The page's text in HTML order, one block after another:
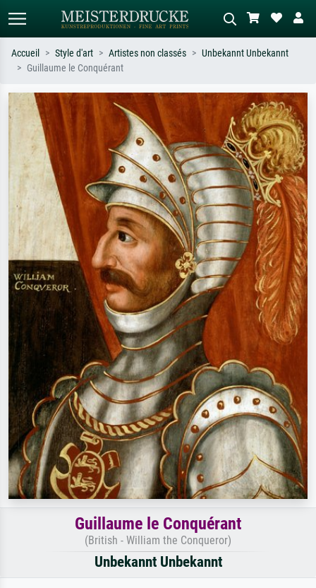
Recherchez par artiste, titre ou style –
ex. Monet, Nuit étoilée,
impressionnisme, vague de Hokusai,
Décrivez la scène – ex. prairie verte,
abstrait avec beaucoup de rouge,
tableau sombre, nu debout près d'un
arbre.
Accueil Style d'art Artistes non classés
Unbekannt Unbekannt
Guillaume le Conquérant
Guillaume le Conquérant
(British - William the Conqueror)
Unbekannt Unbekannt